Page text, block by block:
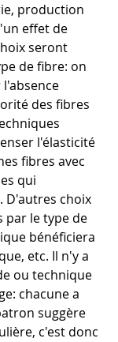
production
effet de
seront
de fibre: on
des fibres
l'élasticité
fibres avec
qui
D'autres choix
par le type de
bénéficiera
etc. Il n'y a
ou technique
chacune a
suggère
c'est donc